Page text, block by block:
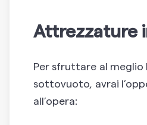
Attrezzature
Per sfruttare al
sottovuoto, avrai
all’opera: